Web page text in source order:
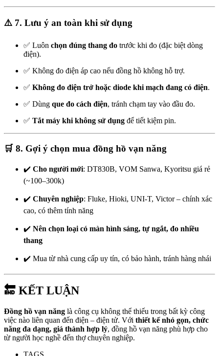
⚠️ 7. Lưu ý an toàn khi sử dụng
✅ Luôn chọn đúng thang đo trước khi đo (đặc biệt dòng
điện).
✅ Không đo điện áp cao nếu đồng hồ không hỗ trợ.
✅ Không đo điện trở hoặc diode khi mạch đang có điện.
✅ Dùng que đo cách điện, tránh chạm tay vào đầu đo.
✅ Tắt máy khi không sử dụng để tiết kiệm pin.
🛒 8. Gợi ý chọn mua đồng hồ vạn năng
✔️ Cho người mới: DT830B, VOM Sanwa, Kyoritsu giá rẻ
(~100–300k)
✔️ Chuyên nghiệp: Fluke, Hioki, UNI-T, Victor – chính xác
cao, có thêm tính năng
✔️ Nên chọn loại có màn hình sáng, tự ngắt, đo nhiều
thang
✔️ Mua từ nhà cung cấp uy tín, có bảo hành, tránh hàng nhái
🔚 KẾT LUẬN
Đồng hồ vạn năng là công cụ không thể thiếu trong bất kỳ công
việc nào liên quan đến điện – điện tử. Với thiết kế nhỏ gọn, chức
năng đa dạng, giá thành hợp lý, đồng hồ vạn năng phù hợp cho
từ người học nghề đến thợ chuyên nghiệp.